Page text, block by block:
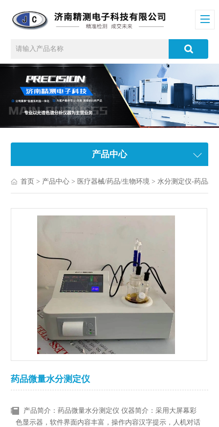
产品中心
首页 > 产品中心 > 医疗器械/药品/生物环境 >水分测定仪-药品/医疗耗材
药品微量水分测定仪
产品简介：药品微量水分测定仪 仪器简介：采用大屏幕彩
色显示器，软件界面内容丰富，操作内容汉字提示，人机对话